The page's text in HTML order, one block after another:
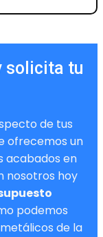
solicita tu
de tus
ofrecemos un
acabados en
nosotros hoy
podemos
de la